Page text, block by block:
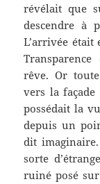
révélait que
descendre à
L’arrivée
rêve. Or
vers la
possédait la
depuis un
dit
sorte
ruiné posé